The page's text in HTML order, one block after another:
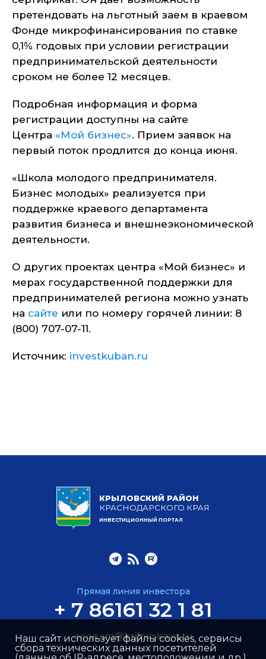
претендовать на льготный заем в краевом
Фонде микрофинансирования по ставке
0,1% годовых при условии регистрации
предпринимательской деятельности
сроком не более 12 месяцев.
Подробная информация и форма
регистрации доступны на сайте
Центра «Мой бизнес». Прием заявок на
первый поток продлится до конца июня.
«Школа молодого предпринимателя.
Бизнес молодых» реализуется при
поддержке краевого департамента
развития бизнеса и внешнеэкономической
деятельности.
О других проектах центра «Мой бизнес» и
мерах государственной поддержки для
предпринимателей региона можно узнать
на сайте или по номеру горячей линии: 8
(800) 707-07-11.
Источник: investkuban.ru
КРЫЛОВСКИЙ РАЙОН
КРАСНОДАРСКОГО КРАЯ
ИНВЕСТИЦИОННЫЙ ПОРТАЛ
Прямая линия инвестора
+ 7 86161 32 1 81
econom@krilovskaya.ru
Наш сайт использует файлы cookies, сервисы
сбора технических данных посетителей